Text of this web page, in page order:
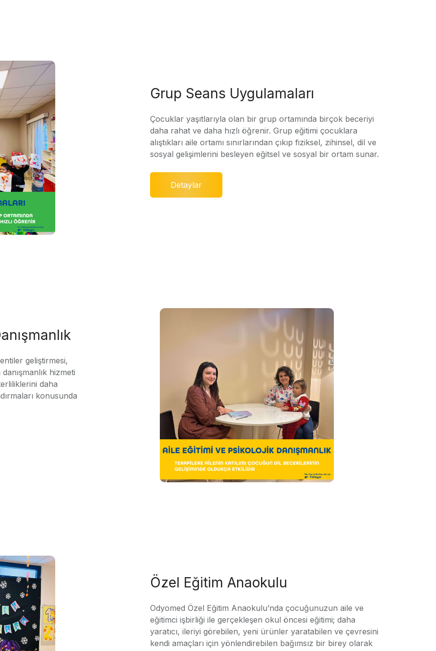
Grup Seans Uygulamaları
Çocuklar yaşıtlarıyla olan bir grup ortamında birçok beceriyi
daha rahat ve daha hızlı öğrenir. Grup eğitimi çocuklara
alıştıkları aile ortamı sınırlarından çıkıp fiziksel, zihinsel, dil ve
sosyal gelişimlerini besleyen eğitsel ve sosyal bir ortam sunar.
Detaylar
geliştirmesi,
hizmeti
daha
konusunda
Özel Eğitim Anaokulu
Odyomed Özel Eğitim Anaokulu’nda çocuğunuzun aile ve
eğitimci işbirliği ile gerçekleşen okul öncesi eğitimi; daha
yaratıcı, ileriyi görebilen, yeni ürünler yaratabilen ve çevresini
kendi amaçları için yönlendirebilen bağımsız bir birey olarak